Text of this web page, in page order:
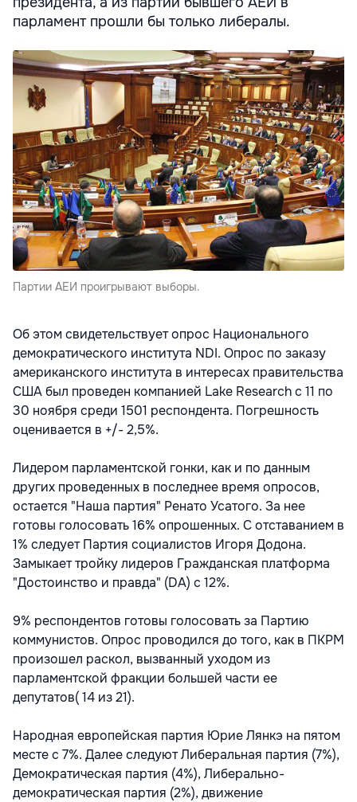
парламент прошли бы только либералы.
Партии АЕИ проигрывают выборы.
Об этом свидетельствует опрос Национального
демократического института NDI. Опрос по заказу
американского института в интересах правительства
США был проведен компанией Lake Research с 11 по
30 ноября среди 1501 респондента. Погрешность
оценивается в +/- 2,5%.
Лидером парламентской гонки, как и по данным
других проведенных в последнее время опросов,
остается "Наша партия" Ренато Усатого. За нее
готовы голосовать 16% опрошенных. С отставанием в
1% следует Партия социалистов Игоря Додона.
Замыкает тройку лидеров Гражданская платформа
"Достоинство и правда" (DA) с 12%.
9% респондентов готовы голосовать за Партию
коммунистов. Опрос проводился до того, как в ПКРМ
произошел раскол, вызванный уходом из
парламентской фракции большей части ее
депутатов( 14 из 21).
Народная европейская партия Юрие Лянкэ на пятом
месте с 7%. Далее следуют Либеральная партия (7%),
Демократическая партия (4%), Либерально-
демократическая партия (2%), движение